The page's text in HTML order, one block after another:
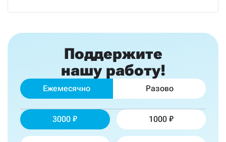
Поддержите
нашу работу!
Ежемесячно Разово
3000 1000